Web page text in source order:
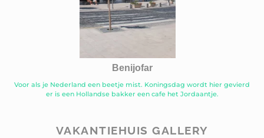
Benijofar
Voor als je Nederland een beetje mist. Koningsdag wordt hier gevierd
er is een Hollandse bakker een cafe het Jordaantje.
VAKANTIEHUIS GALLERY